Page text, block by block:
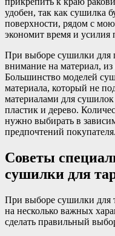
удобен, так как сушилка
поверхности, рядом с
экономит время и усилия
При выборе сушилки для
внимание на материал, из
Большинство моделей
материала, который не
материалами для
пластик и дерево.
нужно выбирать в
предпочтений покупателя.
Советы
сушилки для
При выборе сушилки для
на несколько важных
сделать правильный